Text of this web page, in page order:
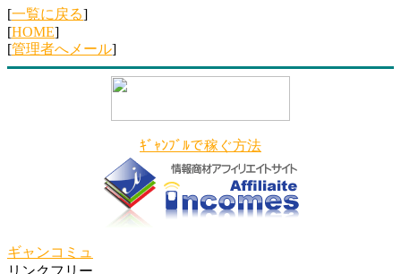
[一覧に戻る]
[HOME]
[管理者へメール]
ｷﾞｬﾝﾌﾞﾙで稼ぐ方法
ギャンコミュ
リンクフリー